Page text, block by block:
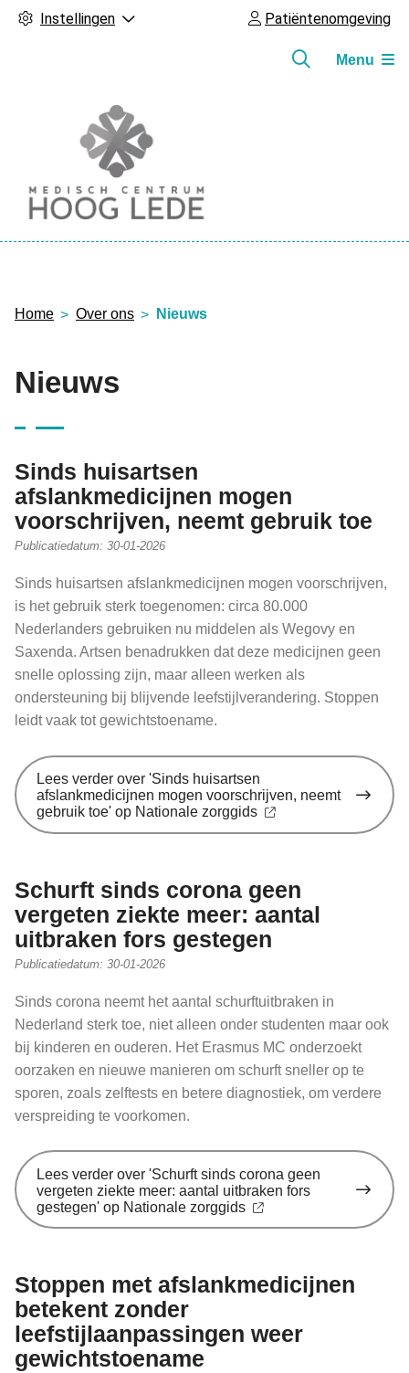
Instellingen Patiëntenomgeving
Menu
Home Over ons Nieuws
Nieuws
Sinds huisartsen
afslankmedicijnen mogen
voorschrijven, neemt gebruik toe
Publicatiedatum: 30-01-2026
Sinds huisartsen afslankmedicijnen mogen voorschrijven,
is het gebruik sterk toegenomen: circa 80.000
Nederlanders gebruiken nu middelen als Wegovy en
Saxenda. Artsen benadrukken dat deze medicijnen geen
snelle oplossing zijn, maar alleen werken als
ondersteuning bij blijvende leefstijlverandering. Stoppen
leidt vaak tot gewichtstoename.
Lees verderover 'Sinds huisartsen
afslankmedicijnen mogen voorschrijven, neemt
gebruik toe' op Nationale zorggids
Schurft sinds corona geen
vergeten ziekte meer: aantal
uitbraken fors gestegen
Publicatiedatum: 30-01-2026
Sinds corona neemt het aantal schurftuitbraken in
Nederland sterk toe, niet alleen onder studenten maar ook
bij kinderen en ouderen. Het Erasmus MC onderzoekt
oorzaken en nieuwe manieren om schurft sneller op te
sporen, zoals zelftests en betere diagnostiek, om verdere
verspreiding te voorkomen.
Lees verderover 'Schurft sinds corona geen
vergeten ziekte meer: aantal uitbraken fors
gestegen' op Nationale zorggids
Stoppen met afslankmedicijnen
betekent zonder
leefstijlaanpassingen weer
gewichtstoename